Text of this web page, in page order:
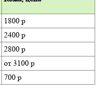
1800 р
2400 р
2800 р
от 3100 р
700 р